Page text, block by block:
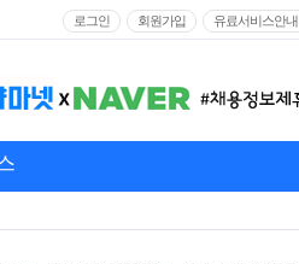
로그인 회원가입 유료서비스안내